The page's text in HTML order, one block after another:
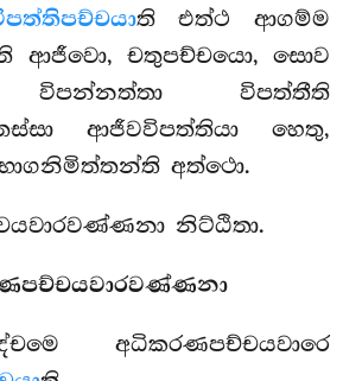
තිඑත්ථ ආගම්ම
ආජීවො, චතුපච්චයො, සොව
විපන්නත්තා විපත්තීති
ආජීවවිපත්තියා හෙතු,
අත්ථො.
නිට්ඨිතා.
අධිකරණපච්චයවාරෙ